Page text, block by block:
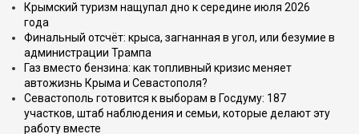
Крымский туризм нащупал дно к середине июля 2026
года
Финальный отсчёт: крыса, загнанная в угол, или безумие в
администрации Трампа
Газ вместо бензина: как топливный кризис меняет
автожизнь Крыма и Севастополя?
Севастополь готовится к выборам в Госдуму: 187
участков, штаб наблюдения и семьи, которые делают эту
работу вместе